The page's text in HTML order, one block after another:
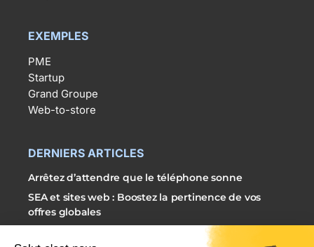
EXEMPLES
PME
Startup
Grand Groupe
Web-to-store
DERNIERS ARTICLES
Arrêtez d’attendre que le téléphone sonne
SEA et sites web : Boostez la pertinence de vos
offres globales
3 étapes simples pour externaliser vos campagnes